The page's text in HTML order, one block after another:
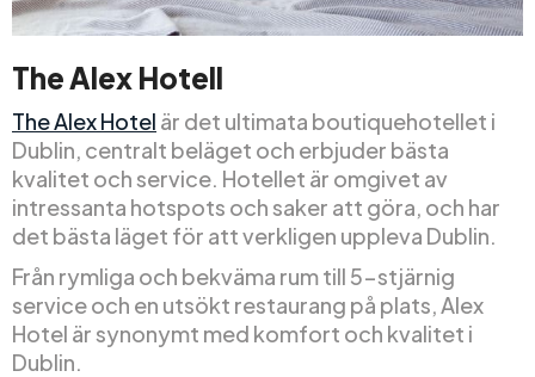
The Alex Hotell
The Alex Hotel är det ultimata boutiquehotellet i
Dublin, centralt beläget och erbjuder bästa
kvalitet och service. Hotellet är omgivet av
intressanta hotspots och saker att göra, och har
det bästa läget för att verkligen uppleva Dublin.
Från rymliga och bekväma rum till 5-stjärnig
service och en utsökt restaurang på plats, Alex
Hotel är synonymt med komfort och kvalitet i
Dublin.